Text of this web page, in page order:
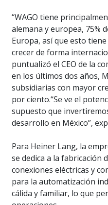
“WAGO tiene
alemana y europea, 75%
Europa, así que esto
crecer de forma
puntualizó el CEO de la
en los últimos dos años,
subsidiarias con mayor
por ciento.“Se ve el
supuesto que
desarrollo en México”,
Para Heiner Lang, la
se dedica a la fabricación
conexiones eléctricas y
para la automatización
cálida y familiar, lo que